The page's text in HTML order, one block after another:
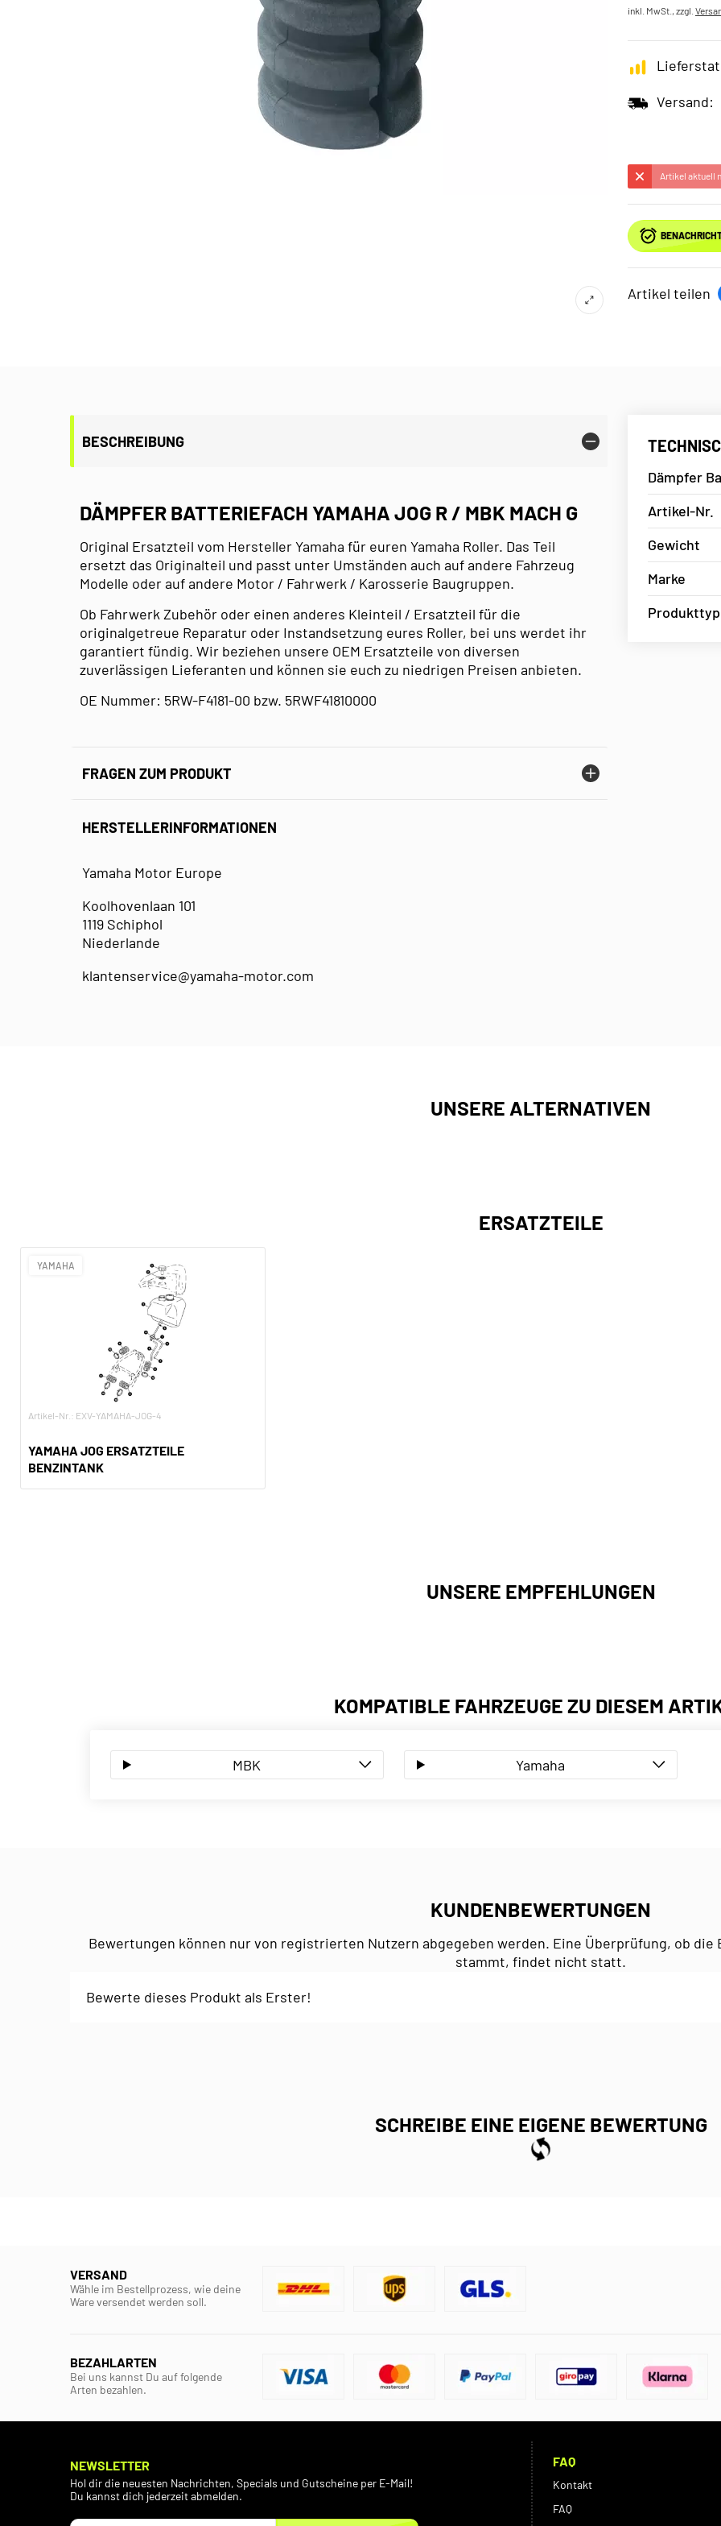
inkl. MwSt., zzgl.
Versand:
Artikel aktuell
Artikel teilen
BESCHREIBUNG
DÄMPFER BATTERIEFACH YAMAHA JOG R / MBK MACH G
Original Ersatzteil vom Hersteller Yamaha für euren Yamaha Roller. Das Teil
ersetzt das Originalteil und passt unter Umständen auch auf andere Fahrzeug
Modelle oder auf andere Motor / Fahrwerk / Karosserie Baugruppen.
Ob Fahrwerk Zubehör oder einen anderes Kleinteil / Ersatzteil für die
originalgetreue Reparatur oder Instandsetzung eures Roller, bei uns werdet ihr
garantiert fündig. Wir beziehen unsere OEM Ersatzteile von diversen
zuverlässigen Lieferanten und können sie euch zu niedrigen Preisen anbieten.
OE Nummer: 5RW-F4181-00 bzw. 5RWF41810000
FRAGEN ZUM PRODUKT
HERSTELLERINFORMATIONEN
Yamaha Motor Europe
Koolhovenlaan 101
1119 Schiphol
Niederlande
klantenservice@yamaha-motor.com
Dämpfer
Artikel-Nr.
Gewicht
Marke
Produkttyp
UNSERE ALTERNATIVEN
ERSATZTEILE
YAMAHA
Artikel-Nr.: EXV-YAMAHA-JOG-4
YAMAHA JOG ERSATZTEILE
BENZINTANK
UNSERE EMPFEHLUNGEN
KOMPATIBLE FAHRZEUGE ZU DIESEM
MBK Yamaha
KUNDENBEWERTUNGEN
Bewertungen können nur von registrierten Nutzern abgegeben werden. Eine Überprüfung, ob
stammt, findet nicht statt.
Bewerte dieses Produkt als Erster!
SCHREIBE EINE EIGENE BEWERTUNG
VERSAND
Wähle im Bestellprozess, wie deine
Ware versendet werden soll.
BEZAHLARTEN
Bei uns kannst Du auf folgende
Arten bezahlen.
NEWSLETTER
Hol dir die neuesten Nachrichten, Specials und Gutscheine per E-Mail!
Du kannst dich jederzeit abmelden.
FAQ
Kontakt
FAQ